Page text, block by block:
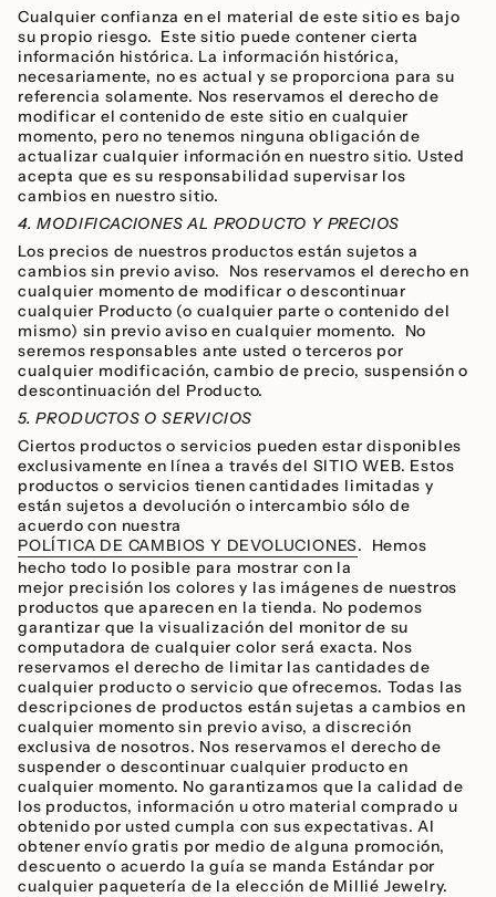
Cualquier confianza en el material de este sitio es bajo
su propio riesgo. Este sitio puede contener cierta
información histórica. La información histórica,
necesariamente, no es actual y se proporciona para su
referencia solamente. Nos reservamos el derecho de
modificar el contenido de este sitio en cualquier
momento, pero no tenemos ninguna obligación de
actualizar cualquier información en nuestro sitio. Usted
acepta que es su responsabilidad supervisar los
cambios en nuestro sitio.
4. MODIFICACIONES AL PRODUCTO Y PRECIOS
Los precios de nuestros productos están sujetos a
cambios sin previo aviso. Nos reservamos el derecho en
cualquier momento de modificar o descontinuar
cualquier Producto (o cualquier parte o contenido del
mismo) sin previo aviso en cualquier momento. No
seremos responsables ante usted o terceros por
cualquier modificación, cambio de precio, suspensión o
descontinuación del Producto.
5. PRODUCTOS O SERVICIOS
Ciertos productos o servicios pueden estar disponibles
exclusivamente en línea a través del SITIO WEB. Estos
productos o servicios tienen cantidades limitadas y
están sujetos a devolución o intercambio sólo de
acuerdo con nuestra
POLÍTICA DE CAMBIOS Y DEVOLUCIONES. Hemos
hecho todo lo posible para mostrar con la
mejor precisión los colores y las imágenes de nuestros
productos que aparecen en la tienda. No podemos
garantizar que la visualización del monitor de su
computadora de cualquier color será exacta. Nos
reservamos el derecho de limitar las cantidades de
cualquier producto o servicio que ofrecemos. Todas las
descripciones de productos están sujetas a cambios en
cualquier momento sin previo aviso, a discreción
exclusiva de nosotros. Nos reservamos el derecho de
suspender o descontinuar cualquier producto en
cualquier momento. No garantizamos que la calidad de
los productos, información u otro material comprado u
obtenido por usted cumpla con sus expectativas. Al
obtener envío gratis por medio de alguna promoción,
descuento o acuerdo la guía se manda Estándar por
cualquier paquetería de la elección de Millié Jewelry.